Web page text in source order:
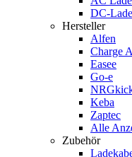
DC-
Hersteller
Alfen
Charge
Easee
Go-e
Keba
Zaptec
Alle
Zubehör